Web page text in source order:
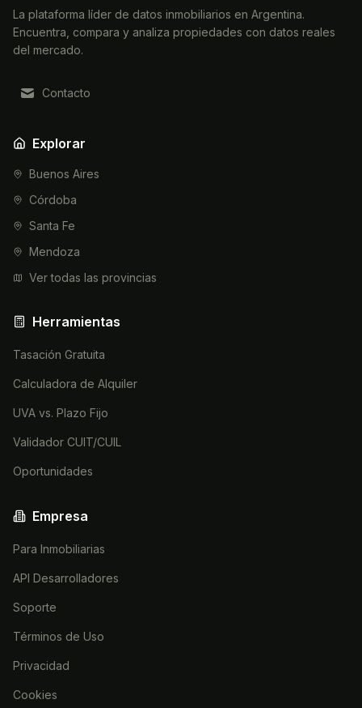
La plataforma líder de datos inmobiliarios en Argentina.
Encuentra, compara y analiza propiedades con datos reales
del mercado.
Contacto
Explorar
Buenos Aires
Córdoba
Santa Fe
Mendoza
Ver todas las provincias
Herramientas
Tasación Gratuita
Calculadora de Alquiler
UVA vs. Plazo Fijo
Validador CUIT/CUIL
Oportunidades
Empresa
Para Inmobiliarias
API Desarrolladores
Soporte
Términos de Uso
Privacidad
Cookies